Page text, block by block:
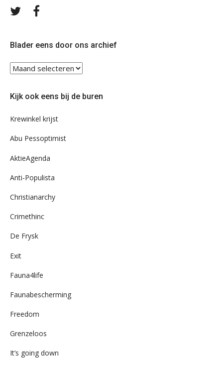
Volg
Blader eens door ons archief
Blader
ons
Kijk ook eens bij de buren
Krewinkel krijst
Abu Pessoptimist
AktieAgenda
Anti-Populista
Christianarchy
Crimethinc
De Frysk
Exit
Fauna4life
Faunabescherming
Freedom
Grenzeloos
It’s going down